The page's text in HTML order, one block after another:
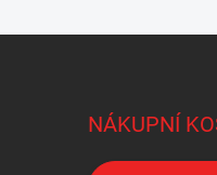
NÁKUPNÍ